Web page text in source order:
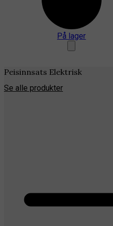
På lager
Peisinnsats Elektrisk
Se alle produkter